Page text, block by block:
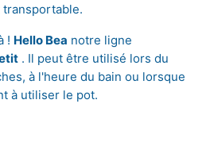
! Hello Bea notre ligne
. Il peut être utilisé lors du
à l'heure du bain ou lorsque
à utiliser le pot.